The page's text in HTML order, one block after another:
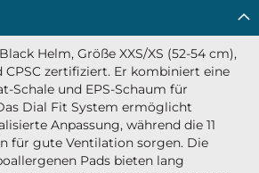
Helm, Größe XXS/XS (52-54 cm),
zertifiziert. Er kombiniert eine
Schale und EPS-Schaum für
Dial Fit System ermöglicht
Anpassung, während die 11
für gute Ventilation sorgen. Die
Pads bieten lang